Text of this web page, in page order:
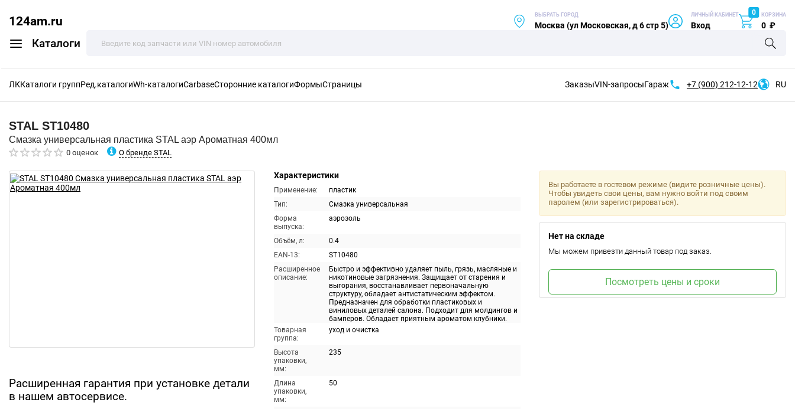
124am.ru
Каталоги
ВЫБРАТЬ ГОРОД
Москва (ул Московская, д 6 стр 5)
ЛИЧНЫЙ КАБИНЕТ
Вход
0 КОРЗИНА
0 ₽
ЛККаталоги группРед.каталогиWh-каталогиCarbaseСторонние каталогиФормыСтраницы ЗаказыVIN-запросыГараж +7 (900) 212-12-12 RU
STAL ST10480
Смазка универсальная пластика STAL аэр Ароматная 400мл
0 оценок О бренде STAL
Расширенная гарантия при установке детали
в нашем автосервисе.
Характеристики
Применение:
пластик
Тип:
Смазка универсальная
Форма
выпуска:
аэрозоль
Объём, л:
0.4
EAN-13:
ST10480
Расширенное
описание:
Быстро и эффективно удаляет пыль, грязь, масляные и
никотиновые загрязнения. Защищает от старения и
выгорания, восстанавливает первоначальную
структуру, обладает антистатическим эффектом.
Предназначен для обработки пластиковых и
виниловых деталей салона. Подходит для молдингов и
бамперов. Обладает приятным ароматом клубники.
Товарная
группа:
уход и очистка
Высота
упаковки,
мм:
235
Длина
упаковки,
мм:
50
Вы работаете в гостевом режиме (видите розничные цены).
Чтобы увидеть свои цены, вам нужно войти под своим
паролем (или зарегистрироваться).
Нет на складе
Мы можем привезти данный товар под заказ.
Посмотреть цены и сроки